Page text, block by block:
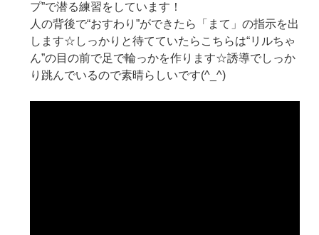
プ”で潜る練習をしています！
人の背後で“おすわり”ができたら「まて」の指示を出
します☆しっかりと待てていたらこちらは“リルちゃ
ん”の目の前で足で輪っかを作ります☆誘導でしっか
り跳んでいるので素晴らしいです(^_^)